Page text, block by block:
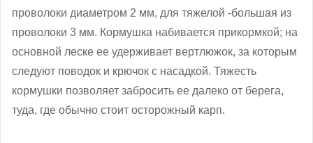
проволоки диаметром 2 мм, для тяжелой -большая из
проволоки 3 мм. Кормушка набивается прикормкой; на
основной леске ее удерживает вертлюжок, за которым
следуют поводок и крючок с насадкой. Тяжесть
кормушки позволяет забросить ее далеко от берега,
туда, где обычно стоит осторожный карп.